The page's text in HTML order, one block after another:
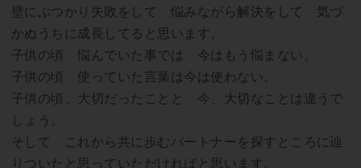
壁にぶつかり失敗をして 悩みながら解決をして 気づ
かぬうちに成長してると思います。
子供の頃 悩んでいた事では 今はもう悩まない。
子供の頃 使っていた言葉は今は使わない。
子供の頃、大切だったことと 今、大切なことは違うで
しょう。
そして これから共に歩むパートナーを探すところに辿
りついたと思っていただければと思います。